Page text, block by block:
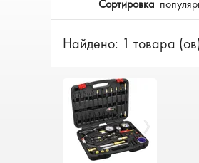
Сортировка
Найдено: 1 товара